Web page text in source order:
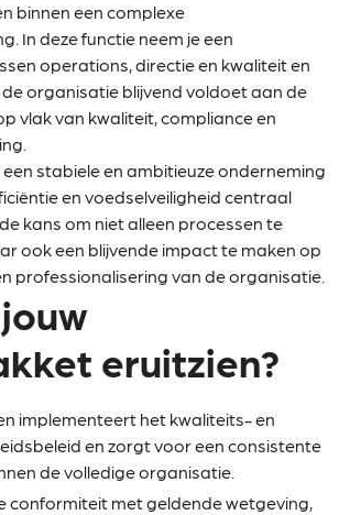
binnen een complexe
In deze functie neem je een
operations, directie en kwaliteit en
organisatie blijvend voldoet aan de
vlak van kwaliteit, compliance en
stabiele en ambitieuze onderneming
en voedselveiligheid centraal
kans om niet alleen processen te
ook een blijvende impact te maken op
professionalisering van de organisatie.
eruitzien?
implementeert het kwaliteits- en
en zorgt voor een consistente
de volledige organisatie.
conformiteit met geldende wetgeving,